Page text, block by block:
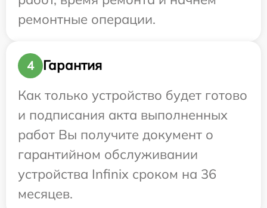
ремонтные операции.
4
Гарантия
Как только устройство будет готово
и подписания акта выполненных
работ Вы получите документ о
гарантийном обслуживании
устройства Infinix сроком на 36
месяцев.